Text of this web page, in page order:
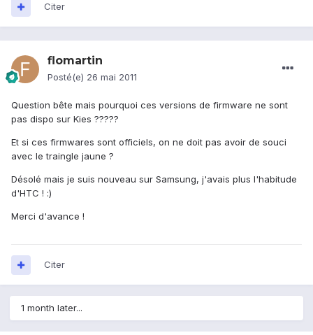
Citer
flomartin
Posté(e) 26 mai 2011
Question bête mais pourquoi ces versions de firmware ne sont
pas dispo sur Kies ?????
Et si ces firmwares sont officiels, on ne doit pas avoir de souci
avec le traingle jaune ?
Désolé mais je suis nouveau sur Samsung, j'avais plus l'habitude
d'HTC ! :)
Merci d'avance !
Citer
1 month later...